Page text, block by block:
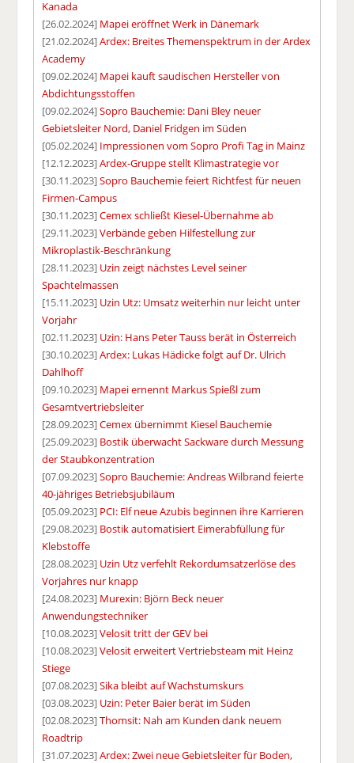
Kanada
[26.02.2024] Mapei eröffnet Werk in Dänemark
[21.02.2024]Ardex: Breites Themenspektrum in der Ardex
Academy
[09.02.2024] Mapei kauft saudischen Hersteller von
Abdichtungsstoffen
[09.02.2024]Sopro Bauchemie: Dani Bley neuer
Gebietsleiter Nord, Daniel Fridgen im Süden
[05.02.2024] Impressionen vom Sopro Profi Tag in Mainz
[12.12.2023]Ardex-Gruppe stellt Klimastrategie vor
[30.11.2023]Sopro Bauchemie feiert Richtfest für neuen
Firmen-Campus
[30.11.2023]Cemex schließt Kiesel-Übernahme ab
[29.11.2023]Verbände geben Hilfestellung zur
Mikroplastik-Beschränkung
[28.11.2023] Uzin zeigt nächstes Level seiner
Spachtelmassen
[15.11.2023] Uzin Utz: Umsatz weiterhin nur leicht unter
Vorjahr
[02.11.2023] Uzin: Hans Peter Tauss berät in Österreich
[30.10.2023]Ardex: Lukas Hädicke folgt auf Dr. Ulrich
Dahlhoff
[09.10.2023] Mapei ernennt Markus Spießl zum
Gesamtvertriebsleiter
[28.09.2023]Cemex übernimmt Kiesel Bauchemie
[25.09.2023] Bostik überwacht Sackware durch Messung
der Staubkonzentration
[07.09.2023]Sopro Bauchemie: Andreas Wilbrand feierte
40-jähriges Betriebsjubiläum
[05.09.2023] PCI: Elf neue Azubis beginnen ihre Karrieren
[29.08.2023] Bostik automatisiert Eimerabfüllung für
Klebstoffe
[28.08.2023] Uzin Utz verfehlt Rekordumsatzerlöse des
Vorjahres nur knapp
[24.08.2023] Murexin: Björn Beck neuer
Anwendungstechniker
[10.08.2023]Velosit tritt der GEV bei
[10.08.2023]Velosit erweitert Vertriebsteam mit Heinz
Stiege
[07.08.2023]Sika bleibt auf Wachstumskurs
[03.08.2023] Uzin: Peter Baier berät im Süden
[02.08.2023]Thomsit: Nah am Kunden dank neuem
Roadtrip
[31.07.2023]Ardex: Zwei neue Gebietsleiter für Boden,